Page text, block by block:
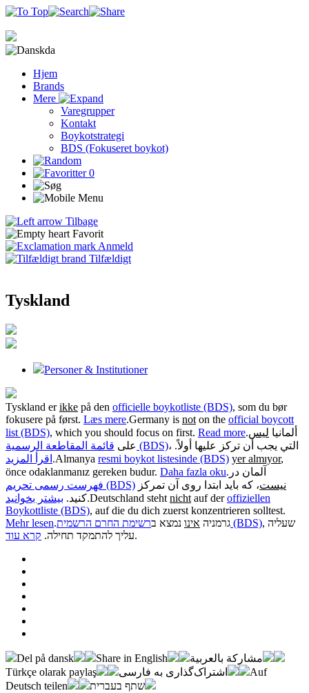
da
Hjem
Brands
Mere
Varegrupper
Kontakt
Boykotstrategi
BDS (Fokuseret boykot)
0
Tilbage
Favorit
Anmeld
Tilfældigt
Tyskland
Personer & Institutioner
Tyskland erikke på den officielle boykotliste (BDS), som du bør
fokusere på først. Læs mere.Germany is not on the official boycott
list (BDS), which you should focus on first. Read more. ألمانيا ليس
على قائمة المقاطعة الرسمية (BDS) ، التي يجب أن تركز عليها أولاً.
اقرأ المزيد .Almanya resmi boykot listesinde (BDS) yer almıyor,
önce odaklanmanız gereken budur. Daha fazla oku. آلمان در
فهرست رسمی تحریم (BDS)
نیست، که باید ابتدا روی آن تمرکز
کنید. بیشتر بخوانید .Deutschland steht nicht auf deroffiziellen
Boykottliste (BDS), auf die du dich zuerst konzentrieren solltest.
Mehr lesen. גרמניה אינו נמצא ב רשימת החרם הרשמית (BDS), שעליה
עליך להתמקד תחילה. קרא עוד .
Del på dansk Share in English
مشاركة بالعربية
Türkçe olarak paylaş
اشتراک‌گذاری به فارسی
Auf
Deutsch teilen
שתף בעברית